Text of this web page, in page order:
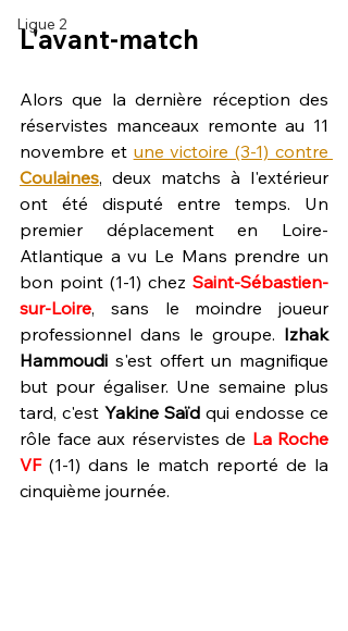
Ligue 2
L'avant-match
Alors que la dernière réception des
réservistes manceaux remonte au 11
novembre et
Coulaines, deux matchs à l'extérieur
ont été disputé entre temps. Un
premier déplacement en Loire-
Atlantique a vu Le Mans prendre un
bon point (1-1) chez Saint-Sébastien-
sur-Loire, sans le moindre joueur
professionnel dans le groupe. Izhak
Hammoudi s'est offert un magnifique
but pour égaliser. Une semaine plus
tard, c'est Yakine Saïd qui endosse ce
rôle face aux réservistes de La Roche
VF (1-1) dans le match reporté de la
cinquième journée.